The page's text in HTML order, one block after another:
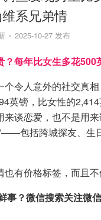
系兄弟情
2025-10-27 发布
每年比女生多花500
个令人意外的社交真
英镑，比女性的
来谈恋爱，也不是用
包括跨城探友、生
有价格标签，而且不
事？微信搜索关注微